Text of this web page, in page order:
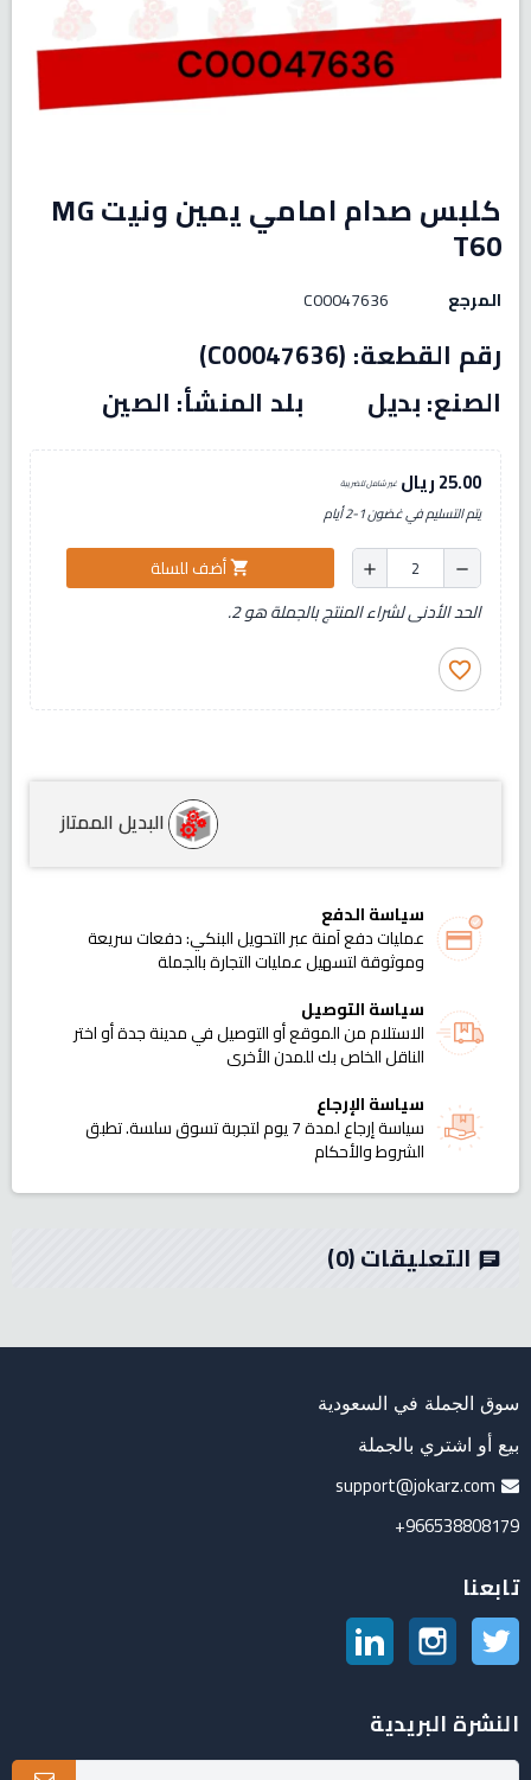
كلبس صدام امامي يمين ونيت MG
T60
المرجع C00047636
رقم القطعة: (C00047636)
الصنع: بديل بلد المنشأ: الصين
25.00 ريال غير شامل للضريبة
يتم التسليم في غضون 1-2 أيام
remove
add
shopping_cartأضف للسلة
الحد الأدنى لشراء المنتج بالجملة هو 2.
favorite_border
البديل الممتاز
سياسة الدفع
عمليات دفع آمنة عبر التحويل البنكي: دفعات سريعة
وموثوقة لتسهيل عمليات التجارة بالجملة
سياسة التوصيل
الاستلام من الموقع أو التوصيل في مدينة جدة أو اختر
الناقل الخاص بك للمدن الأخرى
سياسة الإرجاع
سياسة إرجاع لمدة 7 يوم لتجربة تسوق سلسة. تطبق
الشروط والأحكام
chat التعليقات(0)
سوق الجملة في السعودية
بيع أو اشتري بالجملة
support@jokarz.com
966538808179+
تابعنا
تويتر انستغرام
النشرة البريدية